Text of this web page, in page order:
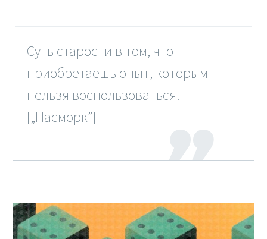
Суть старости в том, что
приобретаешь опыт, которым
нельзя воспользоваться.
[„Насморк”]